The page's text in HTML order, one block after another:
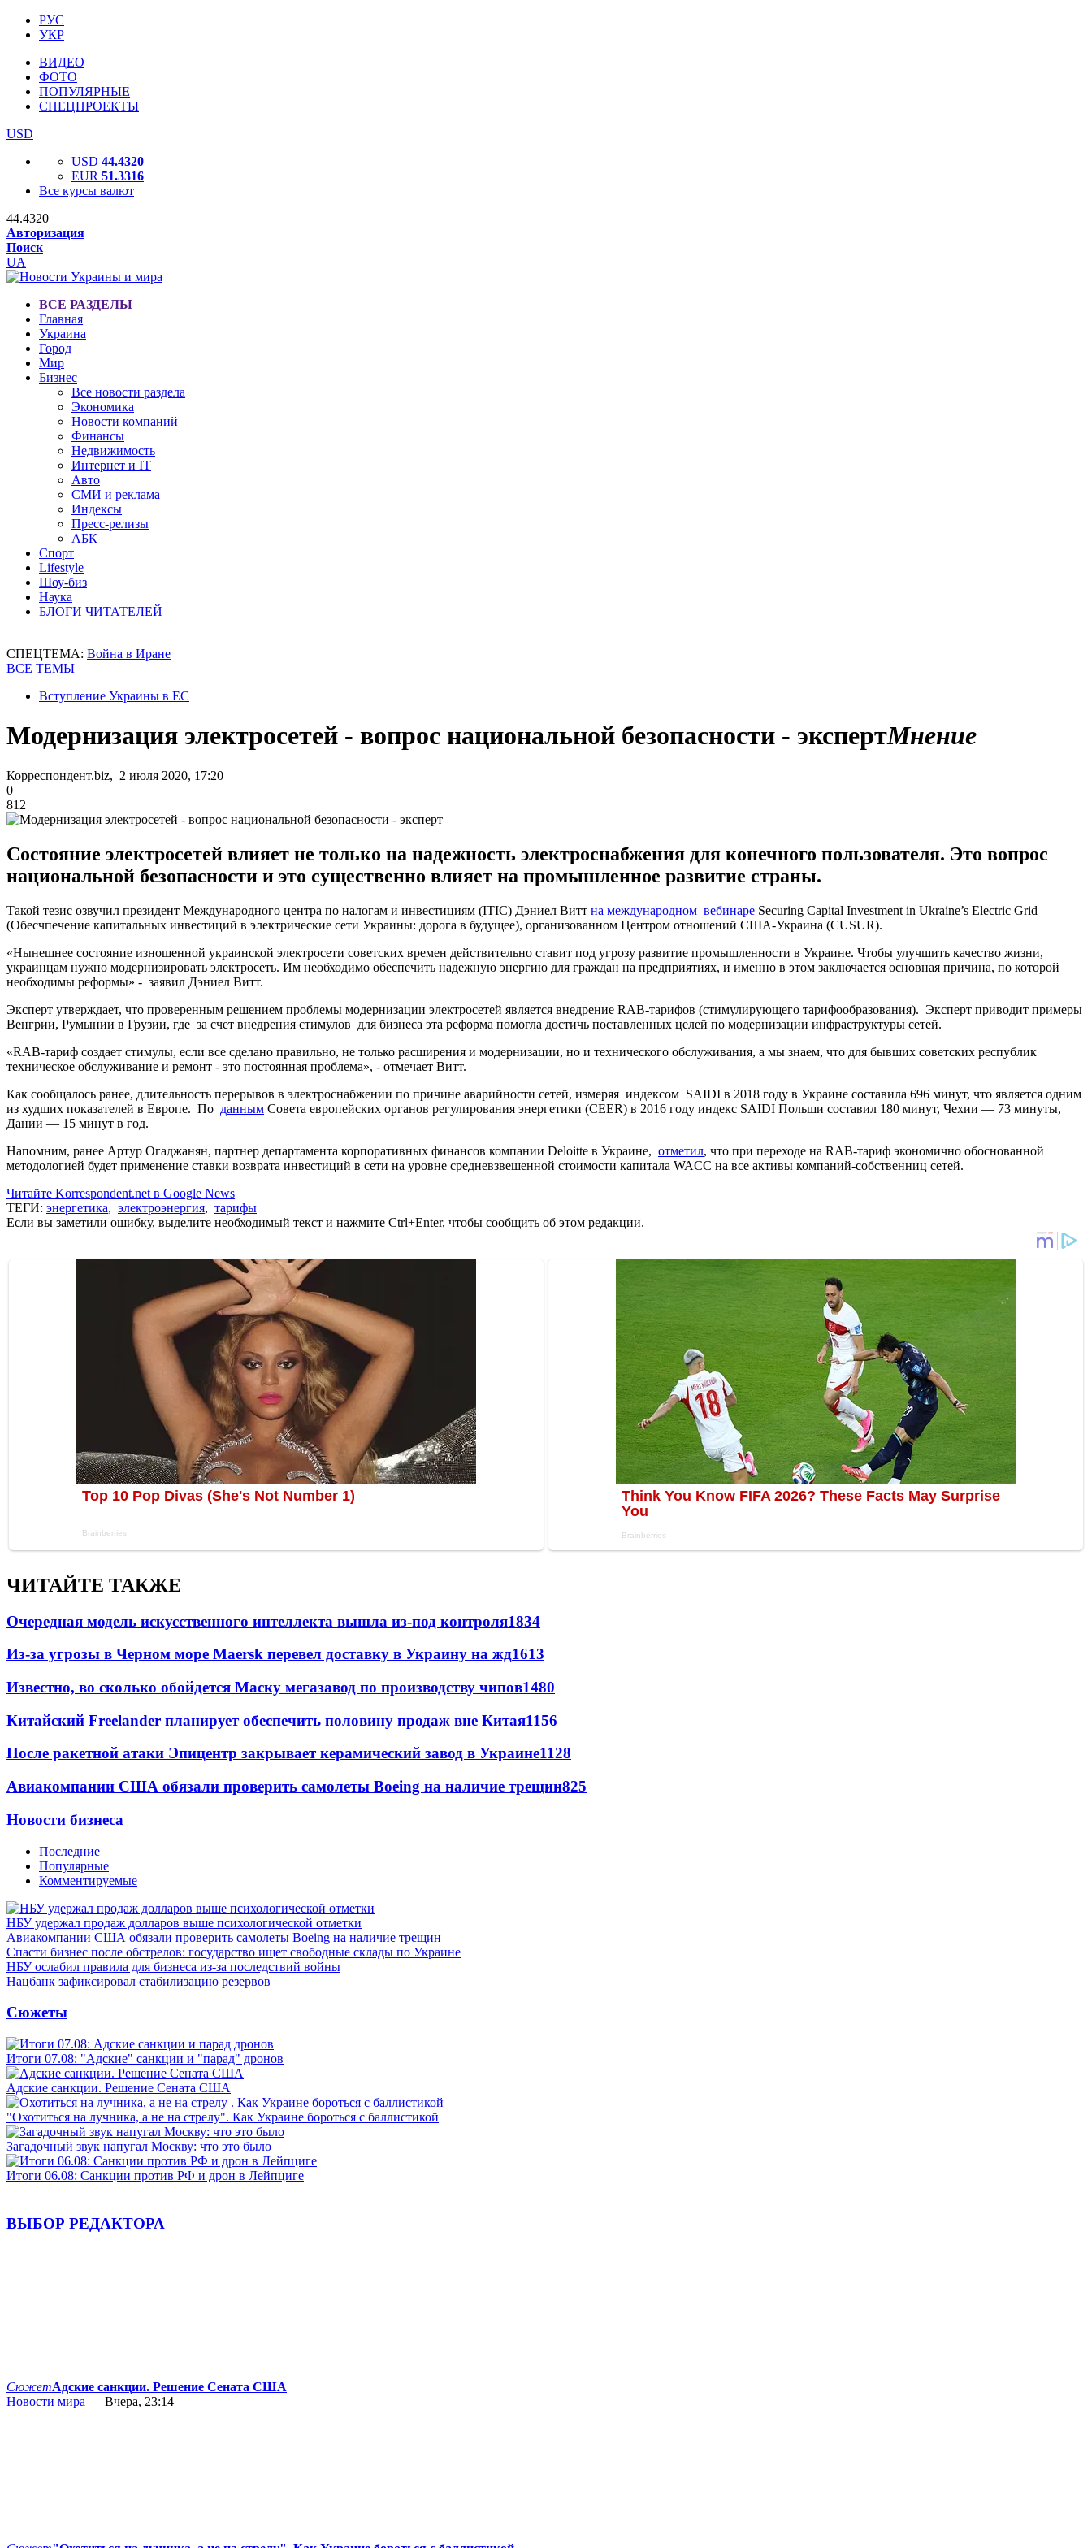
РУС
УКР
ВИДЕО
ФОТО
ПОПУЛЯРНЫЕ
СПЕЦПРОЕКТЫ
USD
USD 44.4320
EUR 51.3316
Все курсы валют
44.4320
Авторизация
Поиск
UA
ВСЕ РАЗДЕЛЫ
Главная
Украина
Город
Мир
Бизнес
Все новости раздела
Экономика
Новости компаний
Финансы
Недвижимость
Интернет и IT
Авто
СМИ и реклама
Индексы
Пресс-релизы
АБК
Спорт
Lifestyle
Шоу-биз
Наука
БЛОГИ ЧИТАТЕЛЕЙ
СПЕЦТЕМА: Война в Иране
ВСЕ ТЕМЫ
Вступление Украины в ЕС
Модернизация электросетей - вопрос национальной безопасности - экспертМнение
Корреспондент.biz, 2 июля 2020, 17:20
0
812
Состояние электросетей влияет не только на надежность электроснабжения для конечного пользователя. Это вопрос
национальной безопасности и это существенно влияет на промышленное развитие страны.
Такой тезис озвучил президент Международного центра по налогам и инвестициям (ITIC) Дэниел Витт на международном вебинаре Securing Capital Investment in Ukraine’s Electric Grid
(Обесчпечение капитальных инвестиций в электрические сети Украины: дорога в будущее), организованном Центром отношений США-Украина (CUSUR).
«Нынешнее состояние изношенной украинской электросети советских времен действительно ставит под угрозу развитие промышленности в Украине. Чтобы улучшить качество жизни,
украинцам нужно модернизировать электросеть. Им необходимо обеспечить надежную энергию для граждан на предприятиях, и именно в этом заключается основная причина, по которой
необходимы реформы» - заявил Дэниел Витт.
Эксперт утверждает, что проверенным решением проблемы модернизации электросетей является внедрение RAB-тарифов (стимулирующего тарифообразования). Эксперт приводит примеры
Венгрии, Румынии в Грузии, где за счет внедрения стимулов для бизнеса эта реформа помогла достичь поставленных целей по модернизации инфраструктуры сетей.
«RAB-тариф создает стимулы, если все сделано правильно, не только расширения и модернизации, но и технического обслуживания, а мы знаем, что для бывших советских республик
техническое обслуживание и ремонт - это постоянная проблема», - отмечает Витт.
Как сообщалось ранее, длительность перерывов в электроснабжении по причине аварийности сетей, измеряя индексом SAIDI в 2018 году в Украине составила 696 минут, что является одним
из худших показателей в Европе. По данным Совета европейских органов регулирования энергетики (CEER) в 2016 году индекс SAIDI Польши составил 180 минут, Чехии — 73 минуты,
Дании — 15 минут в год.
Напомним, ранее Артур Огаджанян, партнер департамента корпоративных финансов компании Deloitte в Украине, отметил, что при переходе на RAB-тариф экономично обоснованной
методологией будет применение ставки возврата инвестиций в сети на уровне средневзвешенной стоимости капитала WACC на все активы компаний-собственниц сетей.
Читайте Korrespondent.net в Google News
ТЕГИ: энергетика, электроэнергия, тарифы
Если вы заметили ошибку, выделите необходимый текст и нажмите Ctrl+Enter, чтобы сообщить об этом редакции.
ЧИТАЙТЕ ТАКЖЕ
Очередная модель искусственного интеллекта вышла из-под контроля1834
Из-за угрозы в Черном море Maersk перевел доставку в Украину на жд1613
Известно, во сколько обойдется Маску мегазавод по производству чипов1480
Китайский Freelander планирует обеспечить половину продаж вне Китая1156
После ракетной атаки Эпицентр закрывает керамический завод в Украине1128
Авиакомпании США обязали проверить самолеты Boeing на наличие трещин825
Новости бизнеса
Последние
Популярные
Комментируемые
НБУ удержал продаж долларов выше психологической отметки
Авиакомпании США обязали проверить самолеты Boeing на наличие трещин
Спасти бизнес после обстрелов: государство ищет свободные склады по Украине
НБУ ослабил правила для бизнеса из-за последствий войны
Нацбанк зафиксировал стабилизацию резервов
Сюжеты
Итоги 07.08: "Адские" санкции и "парад" дронов
Адские санкции. Решение Сената США
"Охотиться на лучника, а не на стрелу". Как Украине бороться с баллистикой
Загадочный звук напугал Москву: что это было
Итоги 06.08: Санкции против РФ и дрон в Лейпциге
ВЫБОР РЕДАКТОРА
СюжетАдские санкции. Решение Сената США
Новости мира — Вчера, 23:14